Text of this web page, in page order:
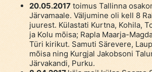
20.05.2017toimus Tallinna
Järvamaale. Väljumine oli kell 8
juurest. Külastati Kurtna, Kohila,
ja Kolu mõisa; Rapla Maarja-
Türi kirikut. Samuti Särevere,
mõisa ning Kurgjal Jakobsoni
Järvakandi, Purku.